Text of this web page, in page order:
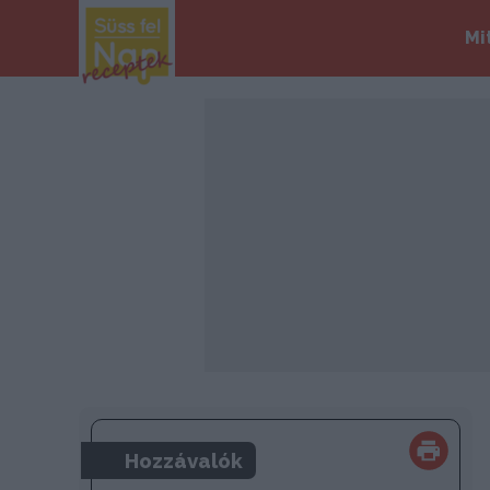
Hozzávalók